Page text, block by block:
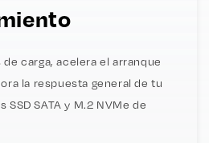
carga, acelera el arranque
la respuesta general de tu
SATA y M.2 NVMe de